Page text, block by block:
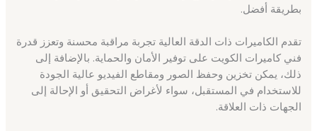
بطريقة أفضل.
تقدم الكاميرات ذات الدقة العالية تجربة مراقبة محسنة وتعزز قدرة
فني كاميرات الكويت على توفير الأمان والحماية. بالإضافة إلى
ذلك، يمكن تخزين وحفظ الصور ومقاطع الفيديو عالية الجودة
للاستخدام في المستقبل، سواء لأغراض التحقيق أو الإحالة إلى
الجهات ذات العلاقة.